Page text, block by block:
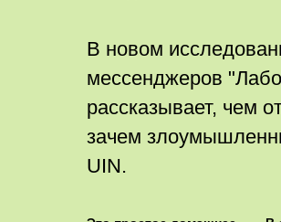
В новом
мессенджеров
рассказывает, чем
зачем
UIN.